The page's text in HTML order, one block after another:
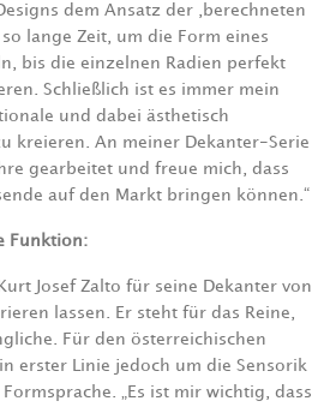
dem Ansatz der ‚berechneten
lange Zeit, um die Form eines
bis die einzelnen Radien perfekt
Schließlich ist es immer mein
und dabei ästhetisch
kreieren.
An meiner Dekanter-Serie
gearbeitet und freue mich,
dass
auf den Markt bringen können.“
Funktion:
Josef Zalto für seine Dekanter von
lassen. Er steht für das Reine,
Für den österreichischen
erster Linie jedoch um die Sensorik
Formsprache. „Es ist mir wichtig, dass